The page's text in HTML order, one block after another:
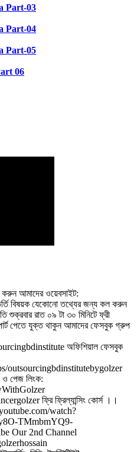
Part-03
Part-04
Part-05
06
আমাদের ওয়েবসাইট:
বিষয়ক যেকোনো তথ্যের জন্য কল করুন
রাত ০৯ টা ৩০ মিনিটে ফ্রী
পেতে যুক্ত থাকুন আমাদের ফেসবুক গ্রুপ
অফিশিয়াল ফেসবুক
outsourcingbdinstitutebygolzer
ও পেজ লিংক:
ফ্রি ফ্রিল্যান্সিং কোর্স ।।
watch?
TMmbmYQ9-
Our 2nd Channel